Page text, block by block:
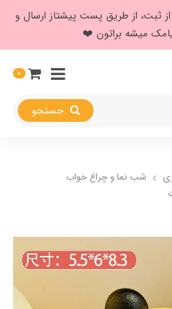
۱ تا ۲ روز بعد از ثبت، از طریق پست پیشتاز ارسال و
میشه براتون ❤️
0
شب نما و چراغ خواب